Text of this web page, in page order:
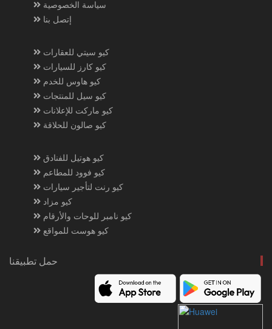
سياسة الخصوصية
إتصل بنا
كيو سيتي للعقارات
كيو كارز للسيارات
كيو هاوس للخدم
كيو سيل للمنتجات
كيو ماركت للإعلانات
كيو صالون للحلاقة
كيو هوتيل للفنادق
كيو فوود للمطاعم
كيو رنت لتأجير سيارات
كيو مزاد
كيو نامبر للوحات والأرقام
كيو هوست للمواقع
حمل تطبيقنا